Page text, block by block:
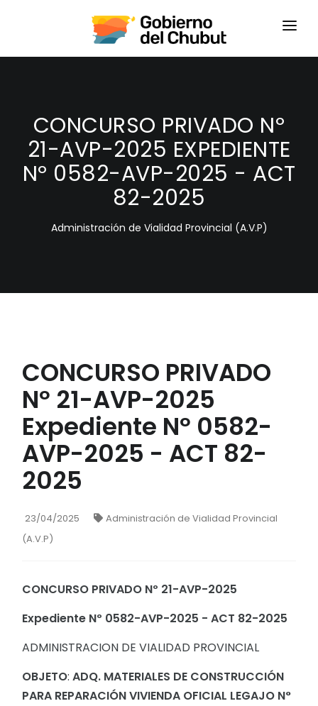
HOME
CONCURSO PRIVADO Nº
21-AVP-2025 EXPEDIENTE
Nº 0582-AVP-2025 - ACT
82-2025
Administración de Vialidad Provincial (A.V.P)
CONCURSO PRIVADO
Nº 21-AVP-2025
Expediente Nº 0582-
AVP-2025 - ACT 82-
2025
23/04/2025
Administración de Vialidad Provincial
(A.V.P)
CONCURSO PRIVADO Nº 21-AVP-2025
Expediente Nº 0582-AVP-2025 - ACT 82-2025
ADMINISTRACION DE VIALIDAD PROVINCIAL
OBJETO: ADQ. MATERIALES DE CONSTRUCCIÓN
PARA REPARACIÓN VIVIENDA OFICIAL LEGAJO N°